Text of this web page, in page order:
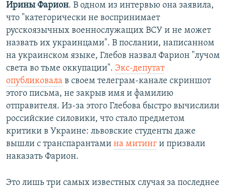
Ирины Фарион. В одном из интервью она заявила,
что "категорически не воспринимает
русскоязычных военнослужащих ВСУ и не может
назвать их украинцами". В послании, написанном
на украинском языке, Глебов назвал Фарион "лучом
света во тьме оккупации". Экс-депутат
опубликовала в своем телеграм-канале скриншот
этого письма, не закрыв имя и фамилию
отправителя. Из-за этого Глебова быстро вычислили
российские силовики, что стало предметом
критики в Украине: львовские студенты даже
вышли с транспарантами на митинг и призвали
наказать Фарион.
Это лишь три самых известных случая за последнее